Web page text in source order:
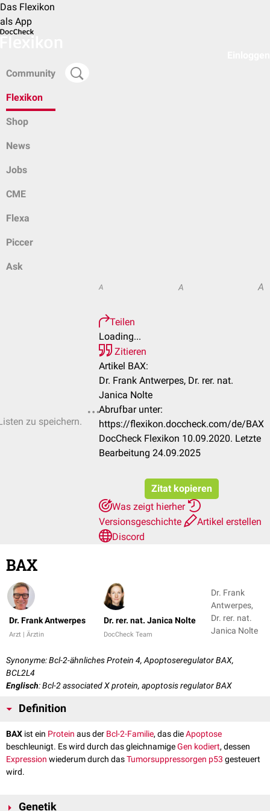
Das Flexikon
als App
Community
Flexikon
Shop
News
Jobs
CME
Flexa
Piccer
Ask
zu speichern.
A A A
Teilen
Loading...
Zitieren
Artikel BAX:
Dr. Frank Antwerpes, Dr. rer. nat.
Janica Nolte
Abrufbar unter:
https://flexikon.doccheck.com/de/BAX
DocCheck Flexikon 10.09.2020. Letzte
Bearbeitung 24.09.2025
Zitat kopieren
Was zeigt hierher
Versionsgeschichte
Artikel erstellen
Discord
BAX
Dr. Frank Antwerpes
Arzt | Ärztin
Dr. rer. nat. Janica Nolte
DocCheck Team
Dr. Frank
Antwerpes,
Dr. rer. nat.
Janica Nolte
Synonyme: Bcl-2-ähnliches Protein 4, Apoptoseregulator BAX,
BCL2L4
Englisch: Bcl-2 associated X protein, apoptosis regulator BAX
Definition
BAX ist ein Protein aus der Bcl-2-Familie, das dieApoptose
beschleunigt. Es wird durch das gleichnamigeGen kodiert, dessen
Expression wiederum durch dasTumorsuppressorgen p53 gesteuert
wird.
Genetik